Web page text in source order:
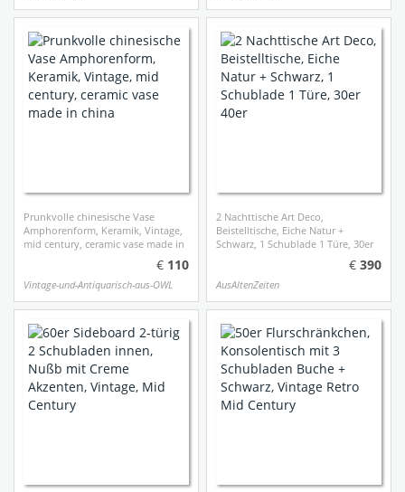
Prunkvolle chinesische Vase
Amphorenform, Keramik, Vintage,
mid century, ceramic vase made in
110
Vintage-und-Antiquarisch-aus-OWL
2 Nachttische Art Deco,
Beistelltische, Eiche Natur +
Schwarz, 1 Schublade 1 Türe, 30er
390
AusAltenZeiten